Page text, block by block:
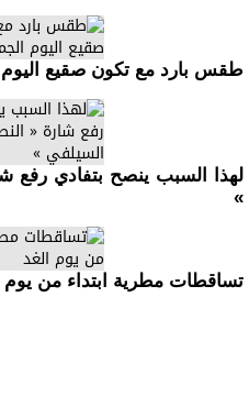
طقس بارد مع تكون صقيع اليوم
لهذا السبب ينصح بتفادي رفع
»
تساقطات مطرية ابتداء من يوم